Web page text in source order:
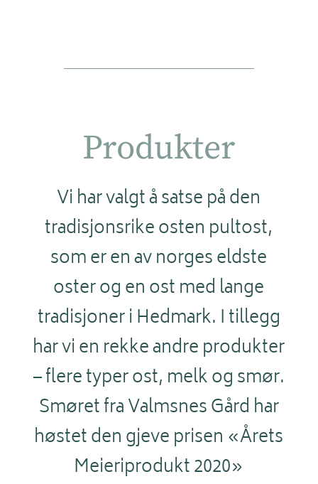
Produkter
Vi har valgt å satse på den
tradisjonsrike osten pultost,
som er en av norges eldste
oster og en ost med lange
tradisjoner i Hedmark. I tillegg
har vi en rekke andre produkter
– flere typer ost, melk og smør.
Smøret fra Valmsnes Gård har
høstet den gjeve prisen «Årets
Meieriprodukt 2020»